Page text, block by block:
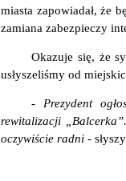
miasta zapowiadał, że
zamiana zabezpieczy
Okazuje się, że
usłyszeliśmy od
- Prezydent
rewitalizacji
oczywiście radni -